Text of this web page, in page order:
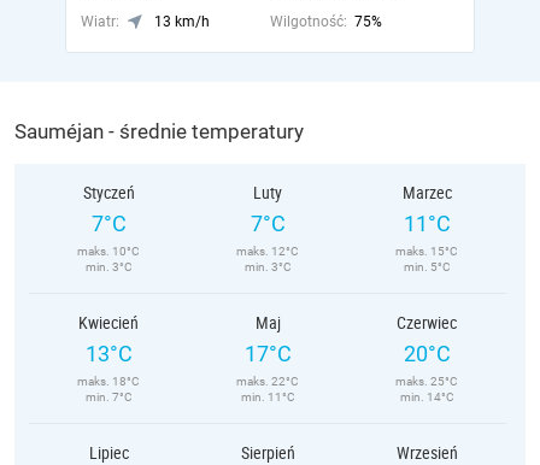
Wiatr:
13 km/h Wilgotność: 75%
Sauméjan - średnie temperatury
Styczeń
7°C
maks. 10°C
min. 3°C
Luty
7°C
maks. 12°C
min. 3°C
Marzec
11°C
maks. 15°C
min. 5°C
Kwiecień
13°C
maks. 18°C
min. 7°C
Maj
17°C
maks. 22°C
min. 11°C
Czerwiec
20°C
maks. 25°C
min. 14°C
Lipiec Sierpień Wrzesień